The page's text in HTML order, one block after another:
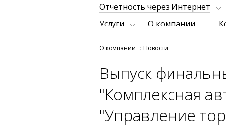
Отчетность через Интернет
Услуги
О компании
О компании Новости
Выпуск
"Комплексная
"Управление